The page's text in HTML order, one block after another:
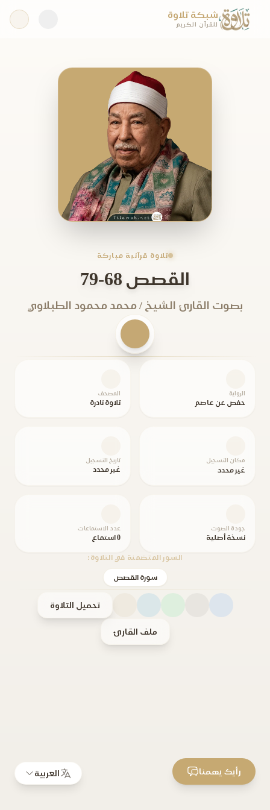
شبكة تلاوة
للقرآن الكريم
تلاوة قرآنية مباركة
القصص 68-79
بصوت القارئ الشيخ / محمد محمود الطبلاوي
الرواية
حفص عن عاصم
المصحف
تلاوة نادرة
مكان التسجيل
غير محدد
تاريخ التسجيل
غير محدد
جودة الصوت
نسخة أصلية
عدد الاستماعات
0 استماع
السور المتضمنة في التلاوة:
سورة القصص
تحميل التلاوة
ملف القارئ
العربية رأيك يهمنا